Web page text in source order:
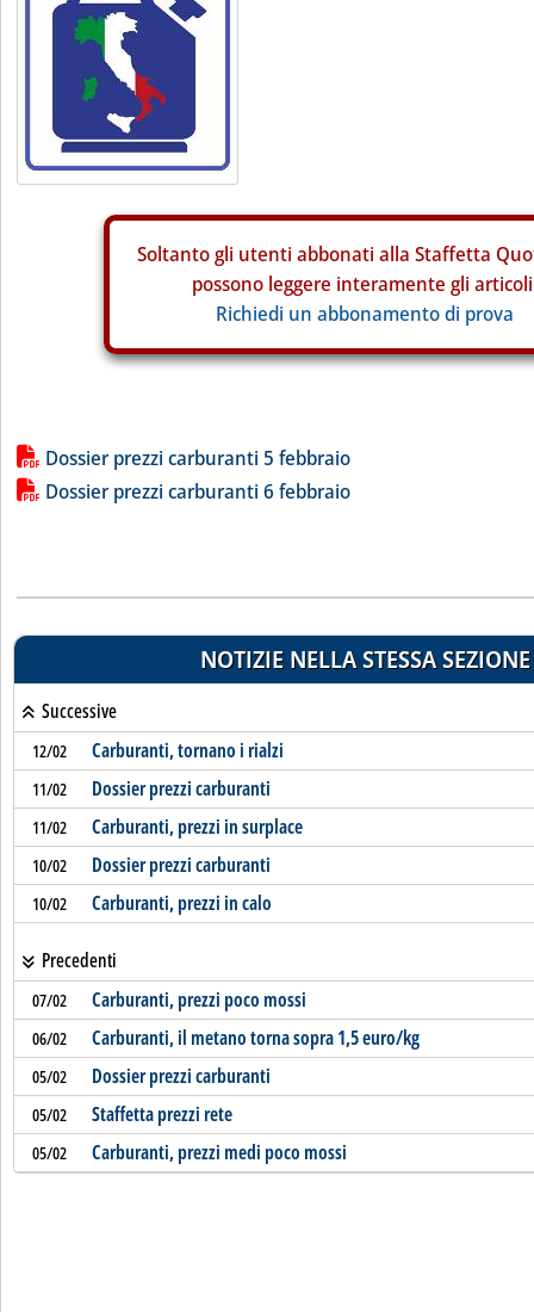
Soltanto gli utenti abbonati alla Staffetta
possono leggere interamente gli
Richiedi un abbonamento di prova
Lista allegati PDF alla notizia
Dossier prezzi carburanti 5 febbraio
Dossier prezzi carburanti 6 febbraio
NOTIZIE NELLA STESSA SEZIONE
Successive
12/02 Carburanti, tornano i rialzi
11/02 Dossier prezzi carburanti
11/02 Carburanti, prezzi in surplace
10/02 Dossier prezzi carburanti
10/02 Carburanti, prezzi in calo
Precedenti
07/02 Carburanti, prezzi poco mossi
06/02 Carburanti, il metano torna sopra 1,5 euro/kg
05/02 Dossier prezzi carburanti
05/02 Staffetta prezzi rete
05/02 Carburanti, prezzi medi poco mossi